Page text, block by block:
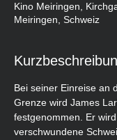
Kino Meiringen,
Meiringen, Schweiz
Bei seiner Einreise an
Grenze wird James
festgenommen. Er
verschwundene